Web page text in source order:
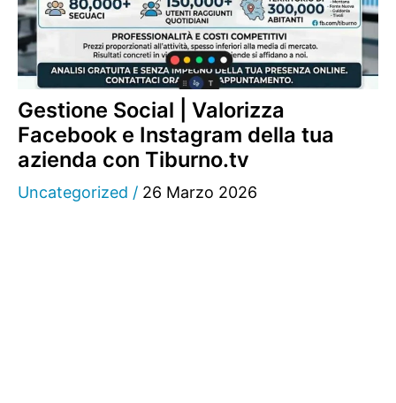
Gestione Social | Valorizza
Facebook e Instagram della tua
azienda con Tiburno.tv
Uncategorized / 26 Marzo 2026